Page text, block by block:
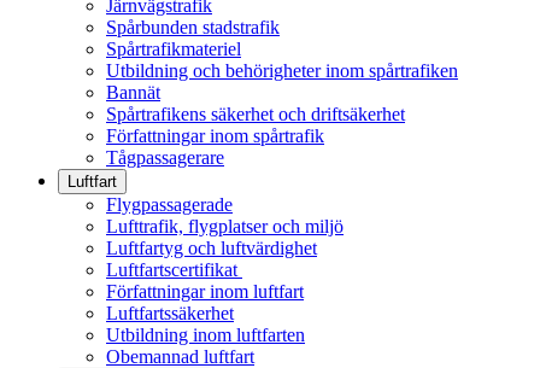
Järnvägstrafik
Spårbunden stadstrafik
Spårtrafikmateriel
Utbildning och behörigheter inom spårtrafiken
Bannät
Spårtrafikens säkerhet och driftsäkerhet
Författningar inom spårtrafik
Tågpassagerare
Luftfart
Flygpassagerade
Lufttrafik, flygplatser och miljö
Luftfartyg och luftvärdighet
Luftfartscertifikat
Författningar inom luftfart
Luftfartssäkerhet
Utbildning inom luftfarten
Obemannad luftfart